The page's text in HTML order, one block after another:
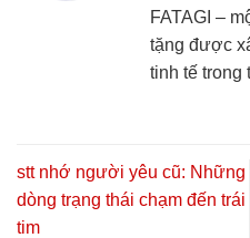
FATAGI –
tặng được
tinh tế trong
stt nhớ người yêu cũ: Những
dòng trạng thái chạm đến trái
tim